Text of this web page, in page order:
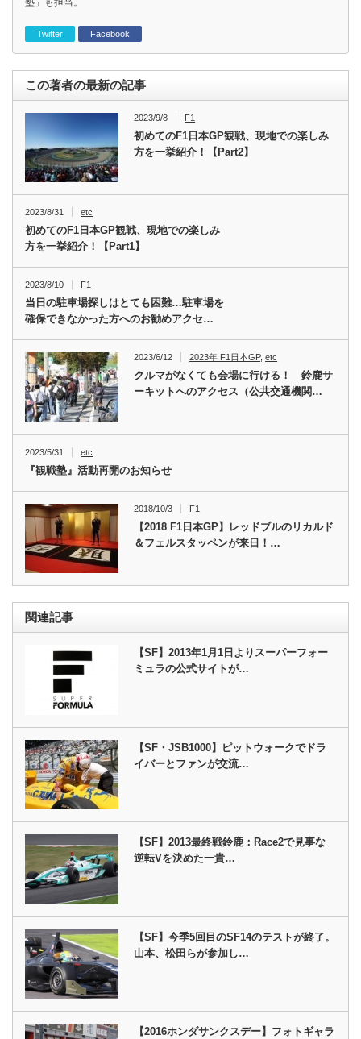
塾」も担当。
Twitter Facebook
この著者の最新の記事
2023/9/8 F1
初めてのF1日本GP観戦、現地での楽しみ
方を一挙紹介！【Part2】
2023/8/31 etc
初めてのF1日本GP観戦、現地での楽しみ
方を一挙紹介！【Part1】
2023/8/10 F1
当日の駐車場探しはとても困難…駐車場を
確保できなかった方へのお勧めアクセ…
2023/6/12 2023年 F1日本GP,etc
クルマがなくても会場に行ける！ 鈴鹿サ
ーキットへのアクセス（公共交通機関…
2023/5/31 etc
『観戦塾』活動再開のお知らせ
2018/10/3 F1
【2018 F1日本GP】レッドブルのリカルド
＆フェルスタッペンが来日！…
関連記事
【SF】2013年1月1日よりスーパーフォー
ミュラの公式サイトが…
【SF・JSB1000】ピットウォークでドラ
イバーとファンが交流…
【SF】2013最終戦鈴鹿：Race2で見事な
逆転Vを決めた一貴…
【SF】今季5回目のSF14のテストが終了。
山本、松田らが参加し…
【2016ホンダサンクスデー】フォトギャラ